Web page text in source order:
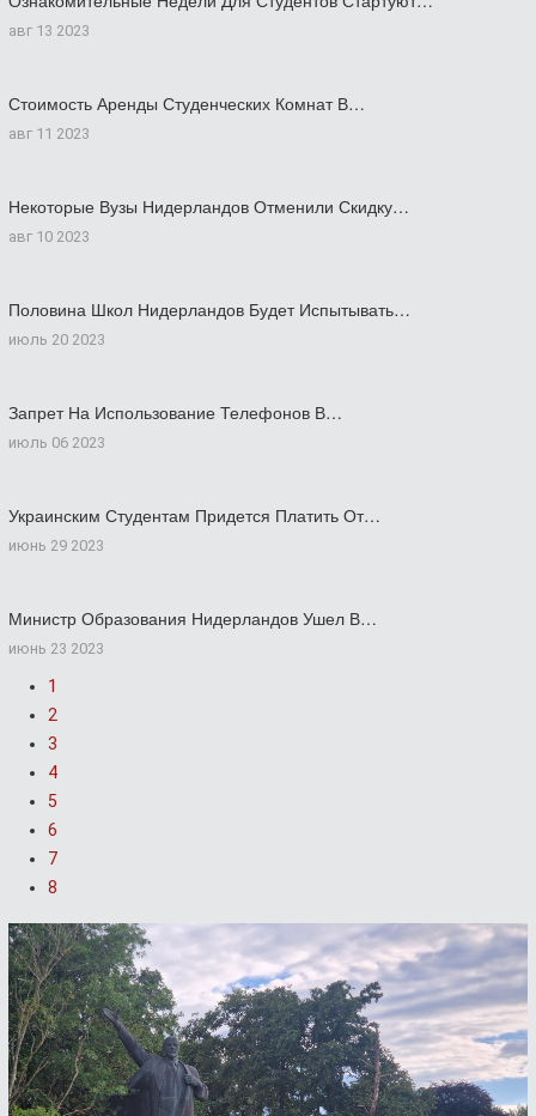
авг 13 2023
Стоимость Аренды Студенческих Комнат В…
авг 11 2023
Некоторые Вузы Нидерландов Отменили Скидку…
авг 10 2023
Половина Школ Нидерландов Будет Испытывать…
июль 20 2023
Запрет На Использование Телефонов В…
июль 06 2023
Украинским Студентам Придется Платить От…
июнь 29 2023
Министр Образования Нидерландов Ушел В…
июнь 23 2023
1
2
3
4
5
6
7
8